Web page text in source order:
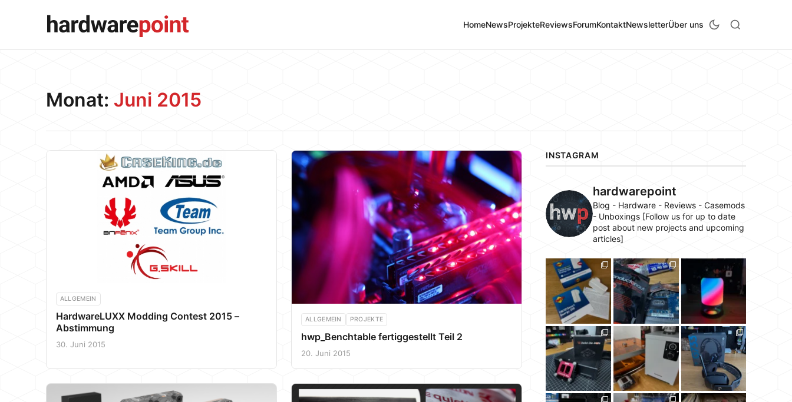
HomeNewsProjekteReviewsForumKontaktNewsletterÜber uns
Monat: Juni 2015
ALLGEMEIN
HardwareLUXX Modding Contest 2015 –
Abstimmung
30. Juni 2015
ALLGEMEIN PROJEKTE
hwp_Benchtable fertiggestellt Teil 2
20. Juni 2015
INSTAGRAM
hardwarepoint
Blog - Hardware - Reviews - Casemods
- Unboxings [Follow us for up to date
post about new projects and upcoming
articles]